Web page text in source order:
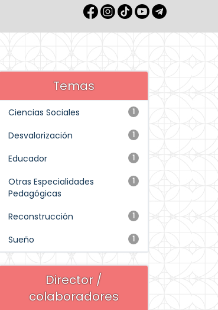
Temas
1
Ciencias Sociales
1
Desvalorización
1
Educador
1
Otras Especialidades
Pedagógicas
1
Reconstrucción
1
Sueño
Director /
colaboradores